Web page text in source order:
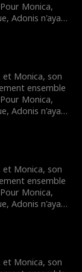
dans le
Adonis
Monica,
Adonis n'ayant
qu'à ce
à quel point
et leurs
est devenue
dans le
Adonis
Monica, son
ensemble
Monica,
Adonis n'ayant
qu'à ce
à quel point
et leurs
est devenue
dans le
Adonis
Monica, son
ensemble
Monica,
Adonis n'ayant
qu'à ce
à quel point
et leurs
Monica, son